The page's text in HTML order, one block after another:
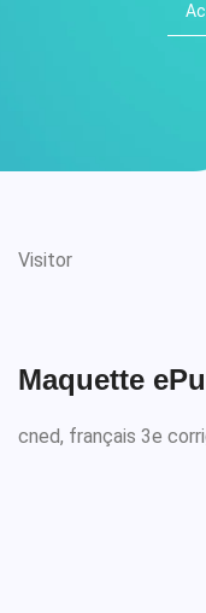
Visitor
Maquette
cned, français 3e